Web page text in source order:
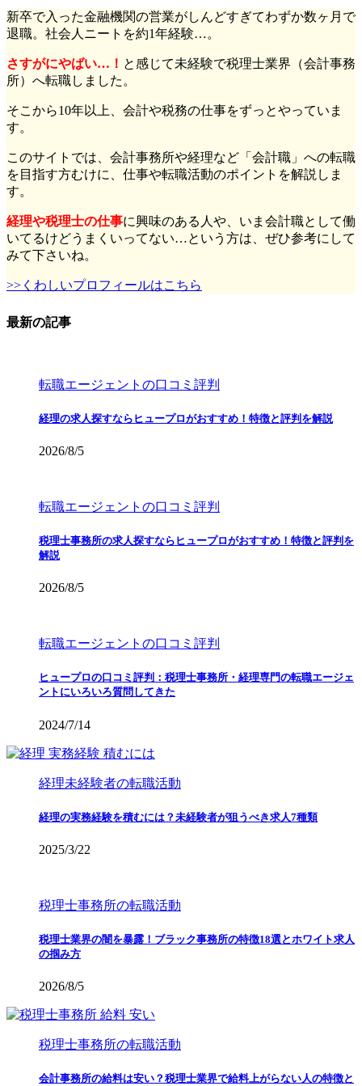
新卒で入った金融機関の営業がしんどすぎてわずか数ヶ月で
退職。社会人ニートを約1年経験…。
さすがにやばい…！ と感じて未経験で税理士業界（会計事務
所）へ転職しました。
そこから10年以上、会計や税務の仕事をずっとやっていま
す。
このサイトでは、会計事務所や経理など「会計職」への転職
を目指す方むけに、仕事や転職活動のポイントを解説しま
す。
経理や税理士の仕事に興味のある人や、いま会計職として働
いてるけどうまくいってない…という方は、ぜひ参考にして
みて下さいね。
>>くわしいプロフィールはこちら
最新の記事
転職エージェントの口コミ評判
経理の求人探すならヒュープロがおすすめ！特徴と評判を解説
2026/8/5
転職エージェントの口コミ評判
税理士事務所の求人探すならヒュープロがおすすめ！特徴と評判を
解説
2026/8/5
転職エージェントの口コミ評判
ヒュープロの口コミ評判：税理士事務所・経理専門の転職エージェ
ントにいろいろ質問してきた
2024/7/14
経理未経験者の転職活動
経理の実務経験を積むには？未経験者が狙うべき求人7種類
2025/3/22
税理士事務所の転職活動
税理士業界の闇を暴露！ブラック事務所の特徴18選とホワイト求人
の掴み方
2026/8/5
税理士事務所の転職活動
会計事務所の給料は安い？税理士業界で給料上がらない人の特徴と